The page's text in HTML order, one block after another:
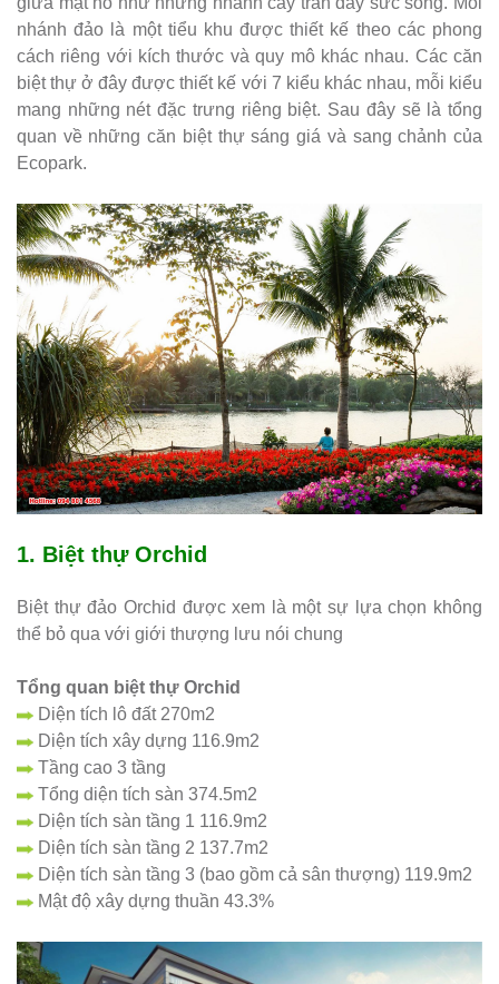
nhánh đảo là một tiểu khu được thiết kế theo các phong
cách riêng với kích thước và quy mô khác nhau. Các căn
biệt thự ở đây được thiết kế với 7 kiểu khác nhau, mỗi kiểu
mang những nét đặc trưng riêng biệt. Sau đây sẽ là tổng
quan về những căn biệt thự sáng giá và sang chảnh của
Ecopark.
1. Biệt thự Orchid
Biệt thự đảo Orchid được xem là một sự lựa chọn không
thể bỏ qua với giới thượng lưu nói chung
Tổng quan biệt thự Orchid
Diện tích lô đất 270m2
Diện tích xây dựng 116.9m2
Tầng cao 3 tầng
Tổng diện tích sàn 374.5m2
Diện tích sàn tầng 1 116.9m2
Diện tích sàn tầng 2 137.7m2
Diện tích sàn tầng 3 (bao gồm cả sân thượng) 119.9m2
Mật độ xây dựng thuần 43.3%